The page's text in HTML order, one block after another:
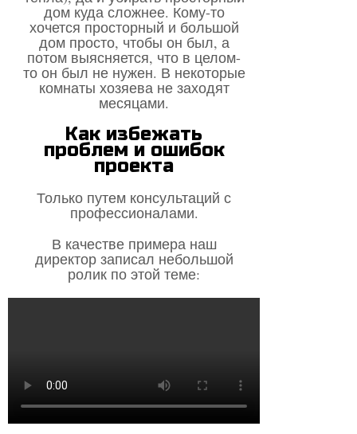
дом куда сложнее. Кому-то
хочется просторный и большой
дом просто, чтобы он был, а
потом выясняется, что в целом-
то он был не нужен. В некоторые
комнаты хозяева не заходят
месяцами.
Как избежать
проблем и ошибок
проекта
Только путем консультаций с
профессионалами.
В качестве примера наш
директор записал небольшой
ролик по этой теме: